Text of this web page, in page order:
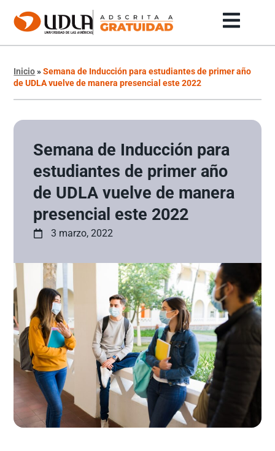
Inicio»Semana de Inducción para estudiantes de primer año
de UDLA vuelve de manera presencial este 2022
Semana de Inducción para
estudiantes de primer año
de UDLA vuelve de manera
presencial este 2022
3 marzo, 2022